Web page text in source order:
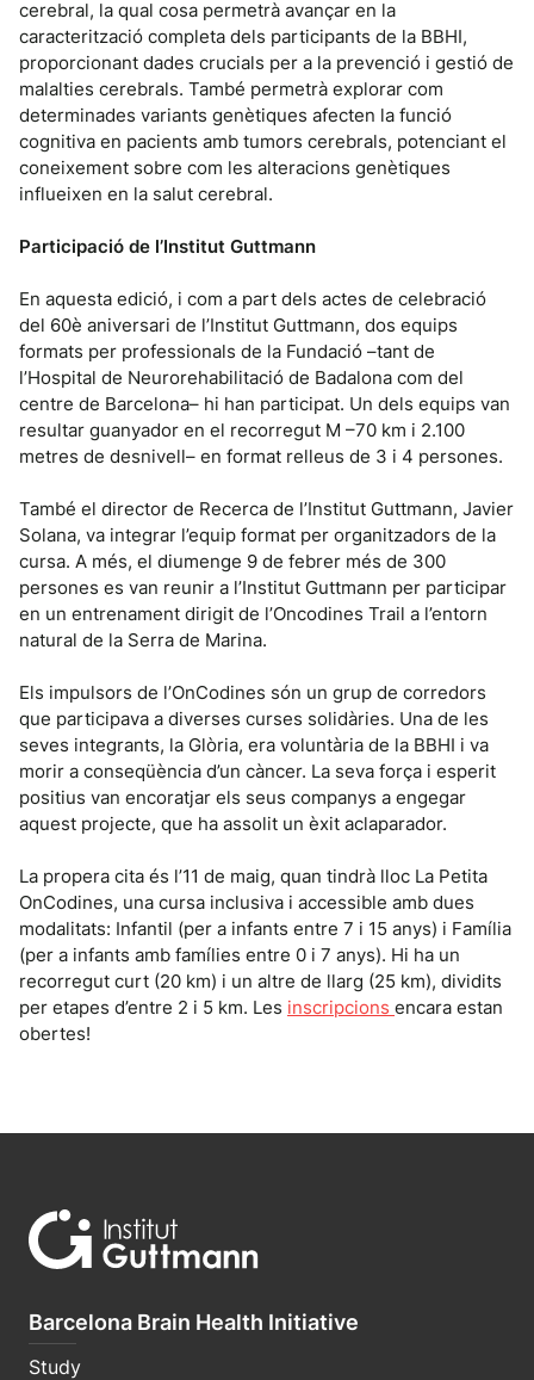
cerebral, la qual cosa permetrà avançar en la
caracterització completa dels participants de la BBHI,
proporcionant dades crucials per a la prevenció i gestió de
malalties cerebrals. També permetrà explorar com
determinades variants genètiques afecten la funció
cognitiva en pacients amb tumors cerebrals, potenciant el
coneixement sobre com les alteracions genètiques
influeixen en la salut cerebral.
Participació de l’Institut Guttmann
En aquesta edició, i com a part dels actes de celebració
del 60è aniversari de l’Institut Guttmann, dos equips
formats per professionals de la Fundació –tant de
l’Hospital de Neurorehabilitació de Badalona com del
centre de Barcelona– hi han participat. Un dels equips van
resultar guanyador en el recorregut M –70 km i 2.100
metres de desnivell– en format relleus de 3 i 4 persones.
També el director de Recerca de l’Institut Guttmann, Javier
Solana, va integrar l’equip format per organitzadors de la
cursa. A més, el diumenge 9 de febrer més de 300
persones es van reunir a l’Institut Guttmann per participar
en un entrenament dirigit de l’Oncodines Trail a l’entorn
natural de la Serra de Marina.
Els impulsors de l’OnCodines són un grup de corredors
que participava a diverses curses solidàries. Una de les
seves integrants, la Glòria, era voluntària de la BBHI i va
morir a conseqüència d’un càncer. La seva força i esperit
positius van encoratjar els seus companys a engegar
aquest projecte, que ha assolit un èxit aclaparador.
La propera cita és l’11 de maig, quan tindrà lloc La Petita
OnCodines, una cursa inclusiva i accessible amb dues
modalitats: Infantil (per a infants entre 7 i 15 anys) i Família
(per a infants amb famílies entre 0 i 7 anys). Hi ha un
recorregut curt (20 km) i un altre de llarg (25 km), dividits
per etapes d’entre 2 i 5 km. Les inscripcions encara estan
obertes!
Barcelona Brain Health Initiative
Study